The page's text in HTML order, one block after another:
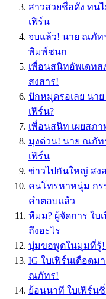
สาวสวยชื่อดัง ทน
เฟิร์น
จบแล้ว! นาย ณภัท
พิมพ์ชนก
เพื่อนสนิทอัพเดทส
สงสาร!
ปักหมุดรอเลย นา
เฟิร์น?
เพื่อนสนิท เผยสภา
มุงด่วน! นาย ณภัท
เฟิร์น
ข่าวไปกันใหญ่ สง
คนโทรหาหนุ่ม กร
คำตอบแล้ว
หืมม? ผู้จัดการ ใบ
ถึงอะไร
บุ๋มขอพูดในมุมที่รู้!
IG ใบเฟิร์นเดือดม
ณภัทร!
ย้อนนาที ใบเฟิร์น